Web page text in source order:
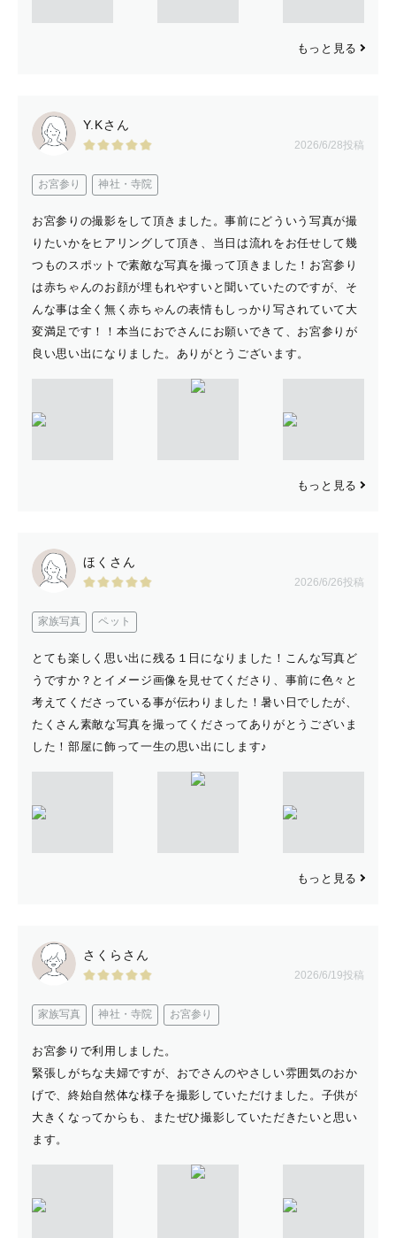
もっと見る
Y.Kさん
2026/6/28投稿
お宮参り 神社・寺院
お宮参りの撮影をして頂きました。事前にどういう写真が撮
りたいかをヒアリングして頂き、当日は流れをお任せして幾
つものスポットで素敵な写真を撮って頂きました！お宮参り
は赤ちゃんのお顔が埋もれやすいと聞いていたのですが、そ
んな事は全く無く赤ちゃんの表情もしっかり写されていて大
変満足です！！本当におでさんにお願いできて、お宮参りが
良い思い出になりました。ありがとうございます。
もっと見る
ほくさん
2026/6/26投稿
家族写真 ペット
とても楽しく思い出に残る１日になりました！こんな写真ど
うですか？とイメージ画像を見せてくださり、事前に色々と
考えてくださっている事が伝わりました！暑い日でしたが、
たくさん素敵な写真を撮ってくださってありがとうございま
した！部屋に飾って一生の思い出にします♪
もっと見る
さくらさん
2026/6/19投稿
家族写真 神社・寺院 お宮参り
お宮参りで利用しました。
緊張しがちな夫婦ですが、おでさんのやさしい雰囲気のおか
げで、終始自然体な様子を撮影していただけました。子供が
大きくなってからも、またぜひ撮影していただきたいと思い
ます。